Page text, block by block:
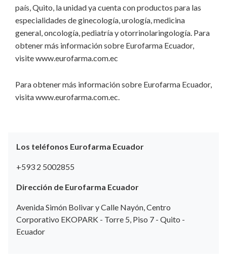
país, Quito, la unidad ya cuenta con productos para las
especialidades de ginecología, urología, medicina
general, oncología, pediatría y otorrinolaringología. Para
obtener más información sobre Eurofarma Ecuador,
visite www.eurofarma.com.ec
Para obtener más información sobre Eurofarma Ecuador,
visita www.eurofarma.com.ec.
Los teléfonos Eurofarma Ecuador
+593 2 5002855
Dirección de Eurofarma Ecuador
Avenida Simón Bolivar y Calle Nayón, Centro
Corporativo EKOPARK - Torre 5, Piso 7 - Quito -
Ecuador